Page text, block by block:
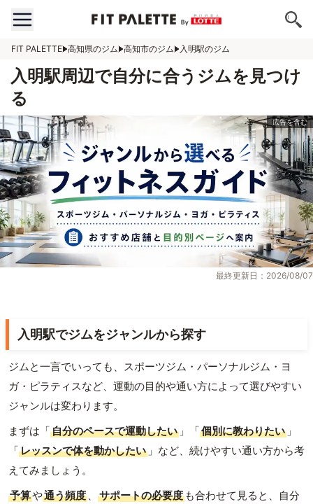
FIT PALETTE 高知県のジム 高知市のジム 入明駅のジム
入明駅周辺で自分に合うジムを見つけ
る
最終更新日：2026/08/07
入明駅でジムをジャンルから探す
ジムと一言でいっても、スポーツジム・パーソナルジム・ヨ
ガ・ピラティスなど、運動の目的や通い方によって選びやすい
ジャンルは変わります。
まずは「自分のペースで運動したい 」「個別に教わりたい 」
「レッスンで体を動かしたい 」など、続けやすい通い方から考
えてみましょう。
予算や通う頻度 、 サポートの必要度 も合わせて見ると、自分